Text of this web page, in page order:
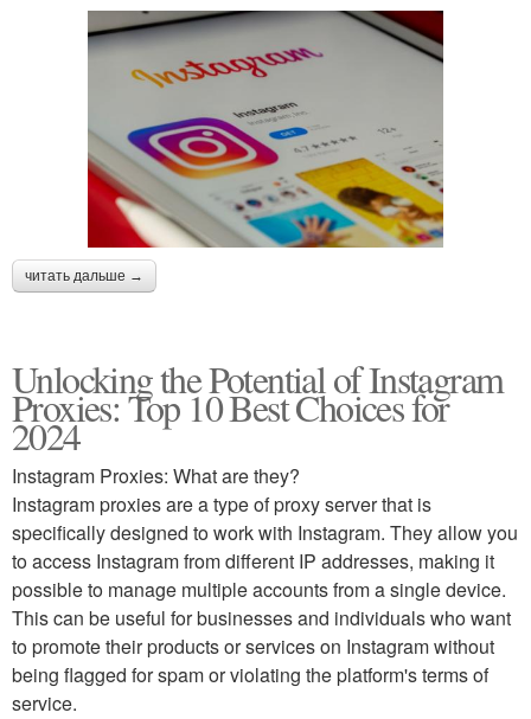
читать дальше →
Unlocking the Potential of Instagram
Proxies: Top 10 Best Choices for
2024
Instagram Proxies: What are they?
Instagram proxies are a type of proxy server that is
specifically designed to work with Instagram. They allow you
to access Instagram from different IP addresses, making it
possible to manage multiple accounts from a single device.
This can be useful for businesses and individuals who want
to promote their products or services on Instagram without
being flagged for spam or violating the platform's terms of
service.